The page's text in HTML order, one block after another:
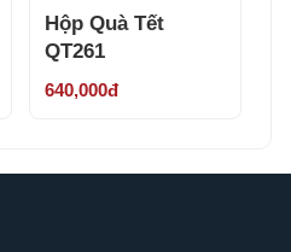
Hộp Quà Tết
QT261
640,000đ